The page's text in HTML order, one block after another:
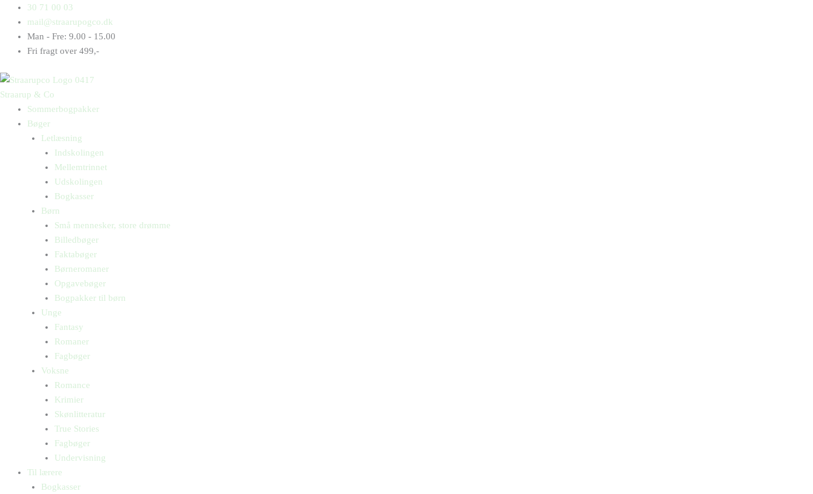
indholdet
30 71 00 03
mail@straarupogco.dk
Man - Fre: 9.00 - 15.00
Fri fragt over 499,-
Straarup & Co
Sommerbogpakker
Bøger
Letlæsning
Indskolingen
Mellemtrinnet
Udskolingen
Bogkasser
Børn
Små mennesker, store drømme
Billedbøger
Faktabøger
Børneromaner
Opgavebøger
Bogpakker til børn
Unge
Fantasy
Romaner
Fagbøger
Voksne
Romance
Krimier
Skønlitteratur
True Stories
Fagbøger
Undervisning
Til lærere
Bogkasser
Products
search
Products
search
Jekyll
antal